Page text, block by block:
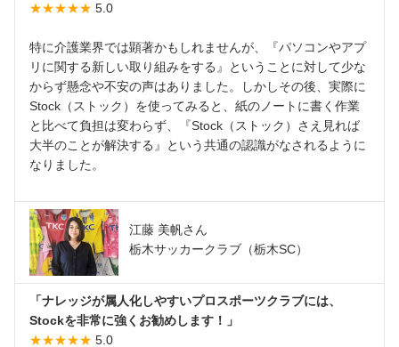
★★★★★ 5.0
特に介護業界では顕著かもしれませんが、『パソコンやアプ
リに関する新しい取り組みをする』ということに対して少な
からず懸念や不安の声はありました。しかしその後、実際に
Stock（ストック）を使ってみると、紙のノートに書く作業
と比べて負担は変わらず、『Stock（ストック）さえ見れば
大半のことが解決する』という共通の認識がなされるように
なりました。
江藤 美帆さん
栃木サッカークラブ（栃木SC）
「ナレッジが属人化しやすいプロスポーツクラブには、
Stockを非常に強くお勧めします！」
★★★★★ 5.0